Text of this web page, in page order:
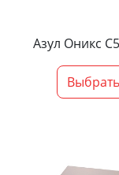
Азул Оникс
Выбрать